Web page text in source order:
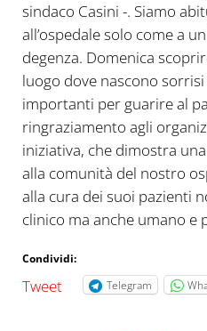
sindaco Casini -. Siamo
all’ospedale solo come a
degenza. Domenica
luogo dove nascono
importanti per guarire al
ringraziamento agli
iniziativa, che dimostra
alla comunità del nostro
alla cura dei suoi pazienti
clinico ma anche umano e
Condividi:
Tweet Telegram